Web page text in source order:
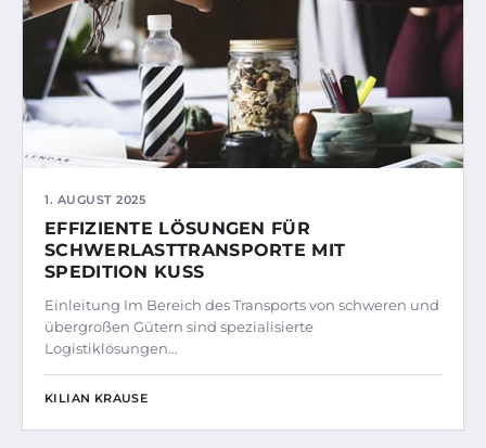
1. AUGUST 2025
EFFIZIENTE LÖSUNGEN FÜR
SCHWERLASTTRANSPORTE MIT
SPEDITION KUSS
Einleitung Im Bereich des Transports von schweren und
übergroßen Gütern sind spezialisierte
Logistiklösungen…
KILIAN KRAUSE